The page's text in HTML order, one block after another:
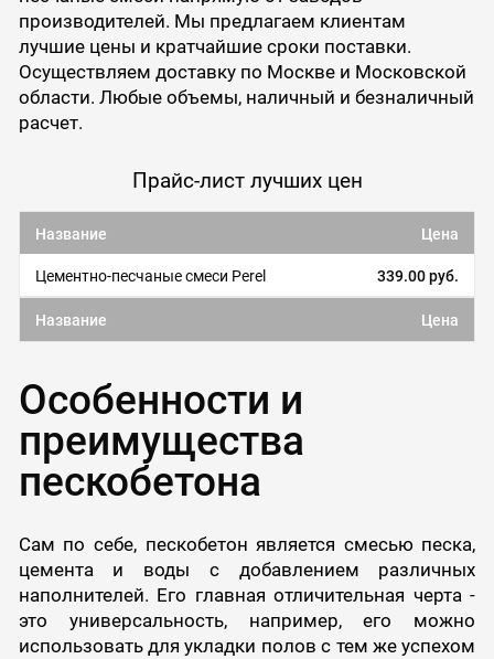
производителей. Мы предлагаем клиентам
лучшие цены и кратчайшие сроки поставки.
Осуществляем доставку по Москве и Московской
области. Любые объемы, наличный и безналичный
расчет.
Прайс-лист лучших цен
Название Цена
Цементно-песчаные смеси Perel 339.00 руб.
Название Цена
Особенности и
преимущества
пескобетона
Сам по себе, пескобетон является смесью песка,
цемента и воды с добавлением различных
наполнителей. Его главная отличительная черта -
это универсальность, например, его можно
использовать для укладки полов с тем же успехом